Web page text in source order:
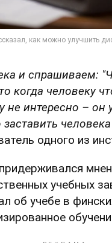
и спрашиваем:
когда человеку
не интересно – он
одного из
учебных
об учебе в